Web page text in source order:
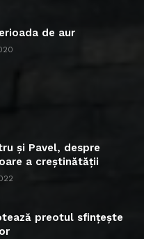
de aur
și Pavel, despre
a creștinătății
preotul sfințește